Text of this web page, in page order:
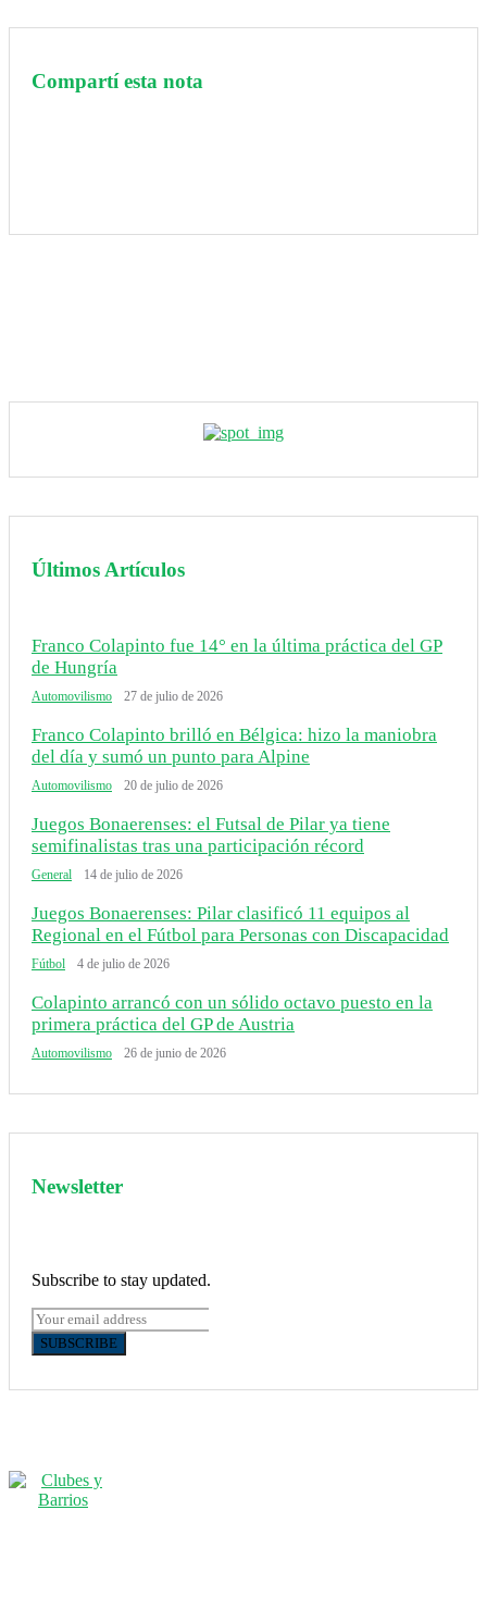
Compartí esta nota
Últimos Artículos
Franco Colapinto fue 14° en la última práctica del GP
de Hungría
Automovilismo 27 de julio de 2026
Franco Colapinto brilló en Bélgica: hizo la maniobra
del día y sumó un punto para Alpine
Automovilismo 20 de julio de 2026
Juegos Bonaerenses: el Futsal de Pilar ya tiene
semifinalistas tras una participación récord
General 14 de julio de 2026
Juegos Bonaerenses: Pilar clasificó 11 equipos al
Regional en el Fútbol para Personas con Discapacidad
Fútbol 4 de julio de 2026
Colapinto arrancó con un sólido octavo puesto en la
primera práctica del GP de Austria
Automovilismo 26 de junio de 2026
Newsletter
Subscribe to stay updated.
SUBSCRIBE